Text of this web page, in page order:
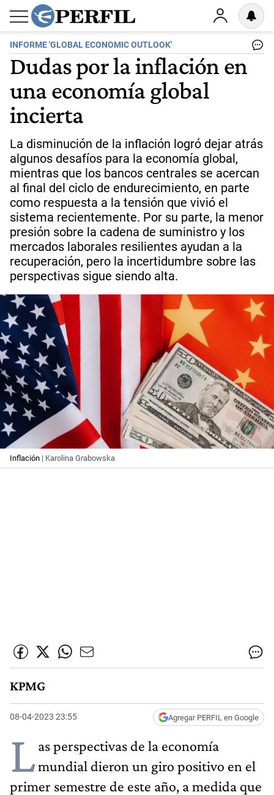
INFORME 'GLOBAL ECONOMIC OUTLOOK'
Dudas por la inflación en
una economía global
incierta
La disminución de la inflación logró dejar atrás
algunos desafíos para la economía global,
mientras que los bancos centrales se acercan
al final del ciclo de endurecimiento, en parte
como respuesta a la tensión que vivió el
sistema recientemente. Por su parte, la menor
presión sobre la cadena de suministro y los
mercados laborales resilientes ayudan a la
recuperación, pero la incertidumbre sobre las
perspectivas sigue siendo alta.
Inflación | Karolina Grabowska
KPMG
08-04-2023 23:55 Agregar PERFIL en Google
Las perspectivas de la economía
mundial dieron un giro positivo en el
primer semestre de este año, a medida que